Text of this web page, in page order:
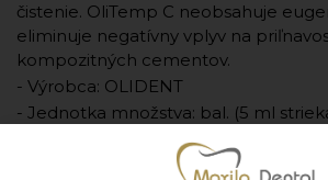
čistenie. OliTemp C neobsahuje
eliminuje negatívny vplyv na
kompozitných cementov.
- Výrobca: OLIDENT
- Jednotka množstva: bal. (5 ml